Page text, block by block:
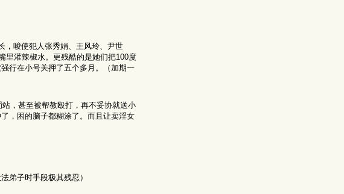
，唆使犯人张秀娟、王风玲、尹世
里灌辣椒水。更残酷的是她们把100度
行在小号关押了五个多月。（加期一
，甚至被帮教殴打，再不妥协就送小
，困的脑子都糊涂了。而且让卖淫女
弟子时手段极其残忍）